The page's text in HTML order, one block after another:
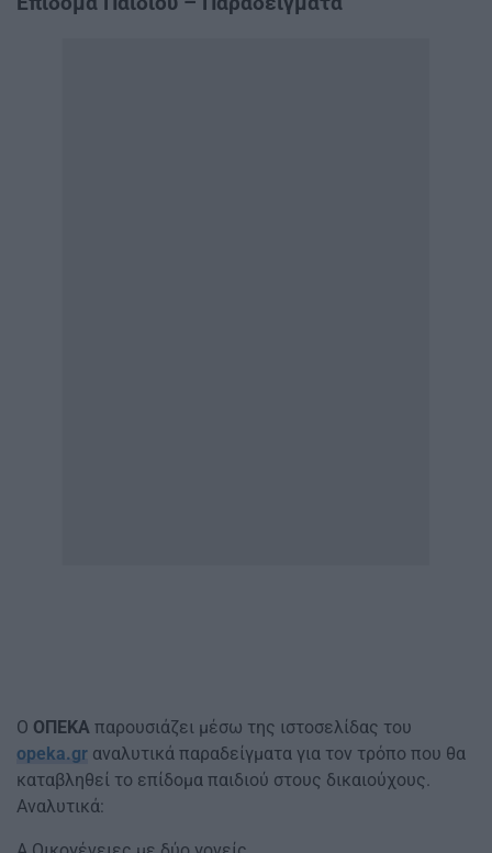
Ο ΟΠΕΚΑ παρουσιάζει μέσω της ιστοσελίδας του
opeka.gr αναλυτικά παραδείγματα για τον τρόπο που θα
καταβληθεί το επίδομα παιδιού στους δικαιούχους.
Αναλυτικά: